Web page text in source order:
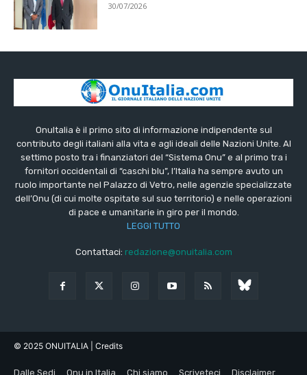
30/07/2026
OnuItalia è il primo sito di informazione indipendente sul
contributo degli italiani alla vita e agli ideali delle Nazioni Unite. Al
settimo posto tra i finanziatori del “Sistema Onu” e al primo tra i
fornitori occidentali di “caschi blu”, l’Italia ha sempre avuto un
ruolo importante nel Palazzo di Vetro, nelle agenzie specializzate
dell’Onu (di cui molte ospitate sul suo territorio) e nelle operazioni
di pace e umanitarie in giro per il mondo.
LEGGI TUTTO
Contattaci: redazione@onuitalia.com
© 2025 ONUITALIA | Credits
Dalle Sedi Onu in Italia Chi siamo Scriveteci Disclaimer